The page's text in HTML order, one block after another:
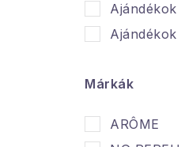
Ajándékok
Márkák
ARÔME